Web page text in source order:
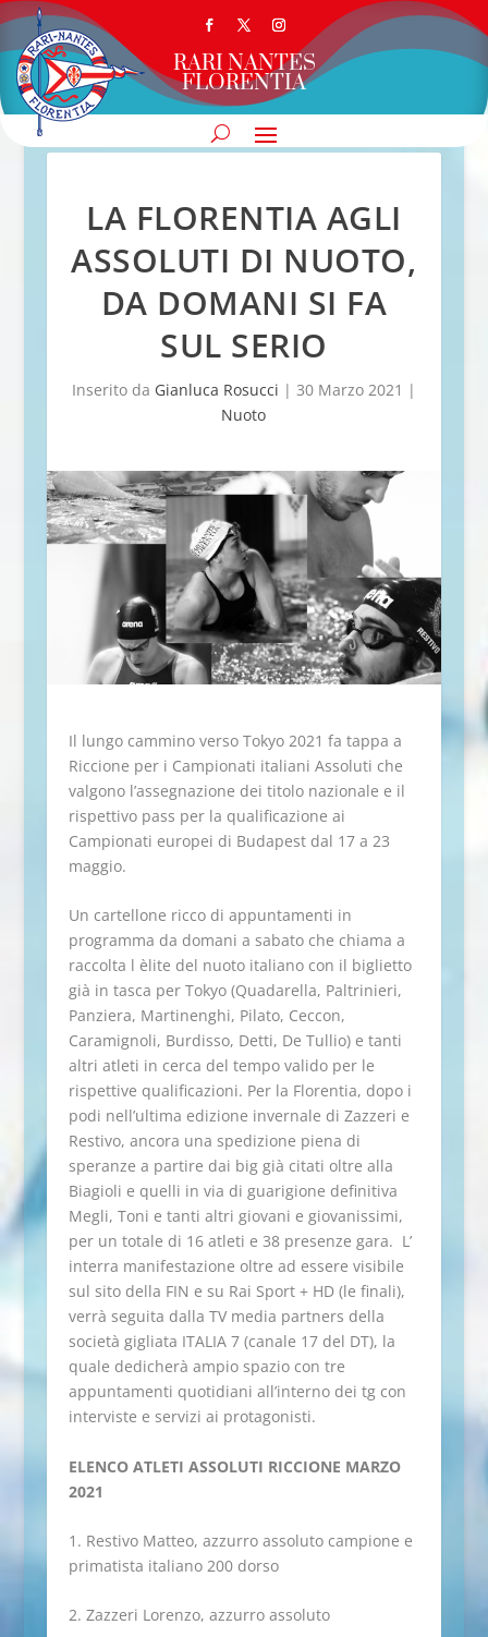
RARI NANTES
FLORENTIA
LA FLORENTIA AGLI
ASSOLUTI DI NUOTO,
DA DOMANI SI FA
SUL SERIO
Inserito da Gianluca Rosucci | 30 Marzo 2021 |
Nuoto
Il lungo cammino verso Tokyo 2021 fa tappa a
Riccione per i Campionati italiani Assoluti che
valgono l’assegnazione dei titolo nazionale e il
rispettivo pass per la qualificazione ai
Campionati europei di Budapest dal 17 a 23
maggio.
Un cartellone ricco di appuntamenti in
programma da domani a sabato che chiama a
raccolta l èlite del nuoto italiano con il biglietto
già in tasca per Tokyo (Quadarella, Paltrinieri,
Panziera, Martinenghi, Pilato, Ceccon,
Caramignoli, Burdisso, Detti, De Tullio) e tanti
altri atleti in cerca del tempo valido per le
rispettive qualificazioni. Per la Florentia, dopo i
podi nell’ultima edizione invernale di Zazzeri e
Restivo, ancora una spedizione piena di
speranze a partire dai big già citati oltre alla
Biagioli e quelli in via di guarigione definitiva
Megli, Toni e tanti altri giovani e giovanissimi,
per un totale di 16 atleti e 38 presenze gara. L’
interra manifestazione oltre ad essere visibile
sul sito della FIN e su Rai Sport + HD (le finali),
verrà seguita dalla TV media partners della
società gigliata ITALIA 7 (canale 17 del DT), la
quale dedicherà ampio spazio con tre
appuntamenti quotidiani all’interno dei tg con
interviste e servizi ai protagonisti.
ELENCO ATLETI ASSOLUTI RICCIONE MARZO
2021
1. Restivo Matteo, azzurro assoluto campione e
primatista italiano 200 dorso
2. Zazzeri Lorenzo, azzurro assoluto